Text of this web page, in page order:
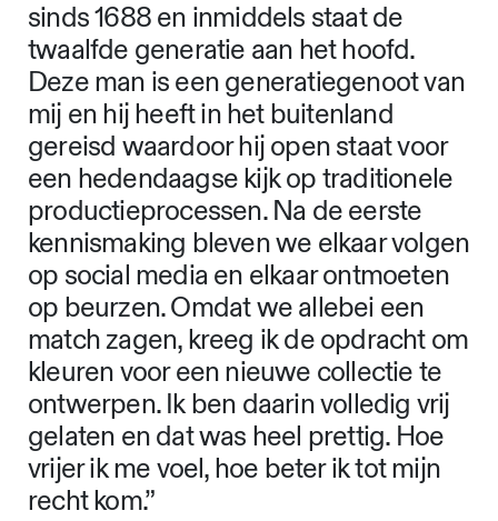
sinds 1688 en inmiddels staat de
twaalfde generatie aan het hoofd.
Deze man is een generatiegenoot van
mij en hij heeft in het buitenland
gereisd waardoor hij open staat voor
een hedendaagse kijk op traditionele
productieprocessen. Na de eerste
kennismaking bleven we elkaar volgen
op social media en elkaar ontmoeten
op beurzen. Omdat we allebei een
match zagen, kreeg ik de opdracht om
kleuren voor een nieuwe collectie te
ontwerpen. Ik ben daarin volledig vrij
gelaten en dat was heel prettig. Hoe
vrijer ik me voel, hoe beter ik tot mijn
recht kom.”